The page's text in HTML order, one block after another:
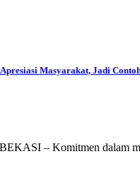
Masyarakat, Jadi
– Komitmen dalam